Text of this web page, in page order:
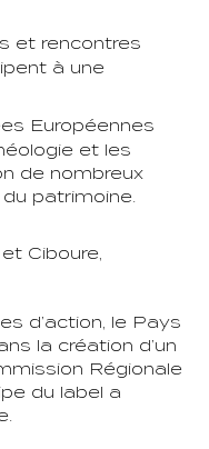
et rencontres
à une
Européennes
et les
de nombreux
patrimoine.
Ciboure,
d’action, le Pays
la création d’un
Régionale
du label a